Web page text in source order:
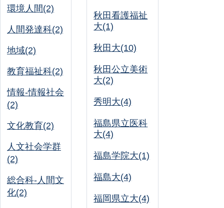
環境人間(2)
人間発達科(2)
地域(2)
教育福祉科(2)
情報-情報社会
(2)
文化教育(2)
人文社会学群
(2)
総合科-人間文
化(2)
秋田看護福祉
大(1)
秋田大(10)
秋田公立美術
大(2)
秀明大(4)
福島県立医科
大(4)
福島学院大(1)
福島大(4)
福岡県立大(4)